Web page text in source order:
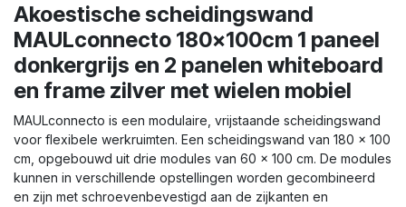
Akoestische scheidingswand
MAULconnecto 180x100cm 1 paneel
donkergrijs en 2 panelen whiteboard
en frame zilver met wielen mobiel
MAULconnecto is een modulaire, vrijstaande scheidingswand
voor flexibele werkruimten. Een scheidingswand van 180 x 100
cm, opgebouwd uit drie modules van 60 x 100 cm. De modules
kunnen in verschillende opstellingen worden gecombineerd
en zijn met schroevenbevestigd aan de zijkanten en